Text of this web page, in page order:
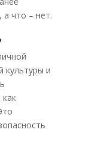
а что – нет.
культуры и